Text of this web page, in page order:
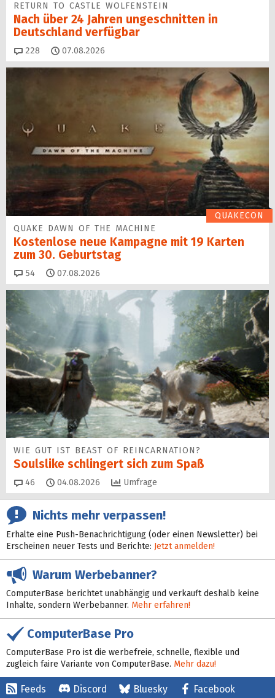
RETURN TO CASTLE WOLFENSTEIN
Nach über 24 Jahren ungeschnitten in
Deutschland verfügbar
228 Kommentare
07.08.2026
QUAKECON
QUAKE DAWN OF THE MACHINE
Kostenlose neue Kampagne mit 19 Karten
zum 30. Geburtstag
54 Kommentare
07.08.2026
WIE GUT IST BEAST OF REINCARNATION?
Soulslike schlingert sich zum Spaß
46 Kommentare
04.08.2026 Umfrage
Nichts mehr verpassen!
Erhalte eine Push-Benachrichtigung (oder einen Newsletter) bei
Erscheinen neuer Tests und Berichte: Jetzt anmelden!
Warum Werbebanner?
ComputerBase berichtet unabhängig und verkauft deshalb keine
Inhalte, sondern Werbebanner. Mehr erfahren!
ComputerBase Pro
ComputerBase Pro ist die werbefreie, schnelle, flexible und
zugleich faire Variante von ComputerBase. Mehr dazu!
Feeds Discord Bluesky Facebook